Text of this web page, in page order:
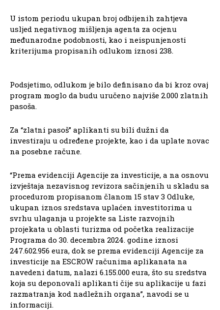
U istom periodu ukupan broj odbijenih zahtjeva
usljed negativnog mišljenja agenta za ocjenu
međunarodne podobnosti, kao i neispunjenosti
kriterijuma propisanih odlukom iznosi 238.
Podsjetimo, odlukom je bilo definisano da bi kroz ovaj
program moglo da budu uručeno najviše 2.000 zlatnih
pasoša.
Za “zlatni pasoš” aplikanti su bili dužni da
investiraju u određene projekte, kao i da uplate novac
na posebne račune.
“Prema evidenciji Agencije za investicije, a na osnovu
izvještaja nezavisnog revizora sačinjenih u skladu sa
procedurom propisanom članom 15 stav 3 Odluke,
ukupan iznos sredstava uplaćen investitorima u
svrhu ulaganja u projekte sa Liste razvojnih
projekata u oblasti turizma od početka realizacije
Programa do 30. decembra 2024. godine iznosi
247.602.956 eura, dok se prema evidenciji Agencije za
investicije na ESCROW računima aplikanata na
navedeni datum, nalazi 6.155.000 eura, što su sredstva
koja su deponovali aplikanti čije su aplikacije u fazi
razmatranja kod nadležnih organa”, navodi se u
informaciji.